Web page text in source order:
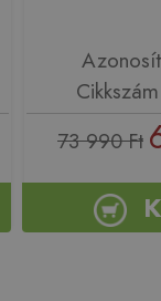
73 990 Ft